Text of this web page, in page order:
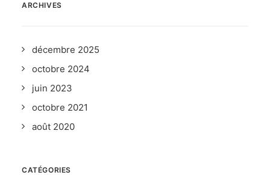
ARCHIVES
décembre 2025
octobre 2024
juin 2023
octobre 2021
août 2020
CATÉGORIES